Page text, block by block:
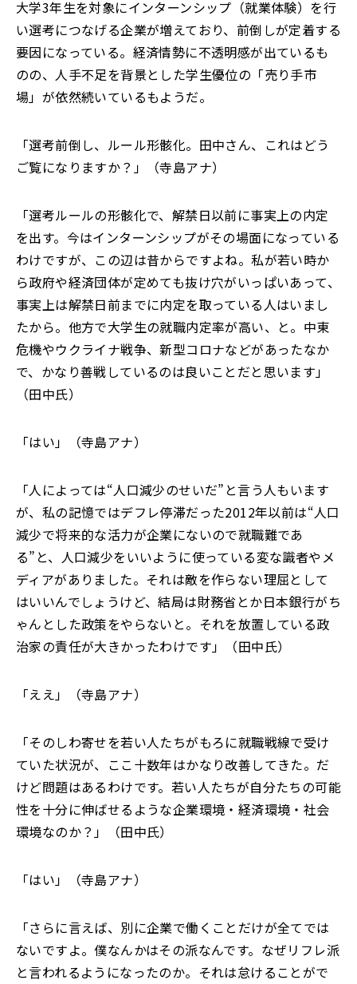
大学3年生を対象にインターンシップ（就業体験）を行
い選考につなげる企業が増えており、前倒しが定着する
要因になっている。経済情勢に不透明感が出ているも
のの、人手不足を背景とした学生優位の「売り手市
場」が依然続いているもようだ。
「選考前倒し、ルール形骸化。田中さん、これはどう
ご覧になりますか？ 」（寺島アナ）
「選考ルールの形骸化で、解禁日以前に事実上の内定
を出す。今はインターンシップがその場面になっている
わけですが、この辺は昔からですよね。私が若い時か
ら政府や経済団体が定めても抜け穴がいっぱいあって、
事実上は解禁日前までに内定を取っている人はいまし
たから。他方で大学生の就職内定率が高い、と。中東
危機やウクライナ戦争、新型コロナなどがあったなか
で、かなり善戦しているのは良いことだと思います」
（田中氏）
「はい」（寺島アナ）
「人によっては“人口減少のせいだ” と言う人もいます
が、私の記憶ではデフレ停滞だった2012年以前は“人口
減少で将来的な活力が企業にないので就職難であ
る”と、人口減少をいいように使っている変な識者やメ
ディアがありました。それは敵を作らない理屈として
はいいんでしょうけど、結局は財務省とか日本銀行がち
ゃんとした政策をやらないと。それを放置している政
治家の責任が大きかったわけです」 （田中氏）
「ええ」（寺島アナ）
「そのしわ寄せを若い人たちがもろに就職戦線で受け
ていた状況が、ここ十数年はかなり改善してきた。だ
けど問題はあるわけです。若い人たちが自分たちの可能
性を十分に伸ばせるような企業環境・経済環境・社会
環境なのか？」 （田中氏）
「はい」（寺島アナ）
「さらに言えば、別に企業で働くことだけが全てでは
ないですよ。僕なんかはその派なんです。なぜリフレ派
と言われるようになったのか。それは怠けることがで